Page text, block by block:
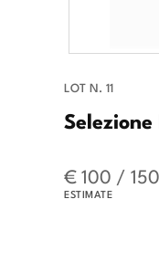
LOT N. 11
€ 100 / 150
ESTIMATE